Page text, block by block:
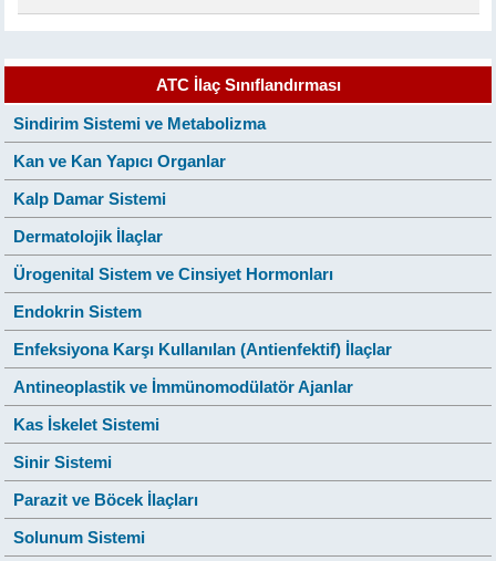
ATC İlaç Sınıflandırması
Sindirim Sistemi ve Metabolizma
Kan ve Kan Yapıcı Organlar
Kalp Damar Sistemi
Dermatolojik İlaçlar
Ürogenital Sistem ve Cinsiyet Hormonları
Endokrin Sistem
Enfeksiyona Karşı Kullanılan (Antienfektif) İlaçlar
Antineoplastik ve İmmünomodülatör Ajanlar
Kas İskelet Sistemi
Sinir Sistemi
Parazit ve Böcek İlaçları
Solunum Sistemi